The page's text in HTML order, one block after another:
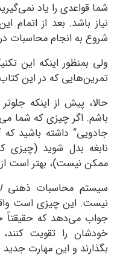
شما قواعدی را یاد
نیاز باشد. بعد از اتمام
شروع به انجام محاسبات
ولی بمنظور اینکه این
تمرین‌هایی که در این
حالا، پیش از اینکه
باشم. اگر چیزی که شما
جادویی“ داشته باشید
نابغه بدل شوید (چیزی
ممکن نیست)، بهتر است از
سیستم محاسبات ذهنی
نیست. این چیزی است
جواب می‌دهد که
خودشان را تقویت
بگذارند و این مهارت